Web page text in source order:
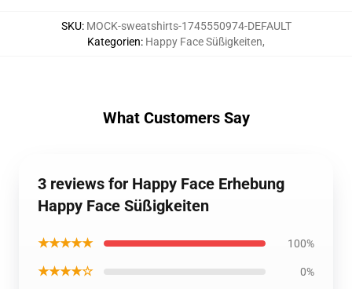
SKU: MOCK-sweatshirts-1745550974-DEFAULT
Kategorien: Happy Face Süßigkeiten,
What Customers Say
3 reviews for Happy Face Erhebung
Happy Face Süßigkeiten
★★★★★ 100%
★★★★☆ 0%